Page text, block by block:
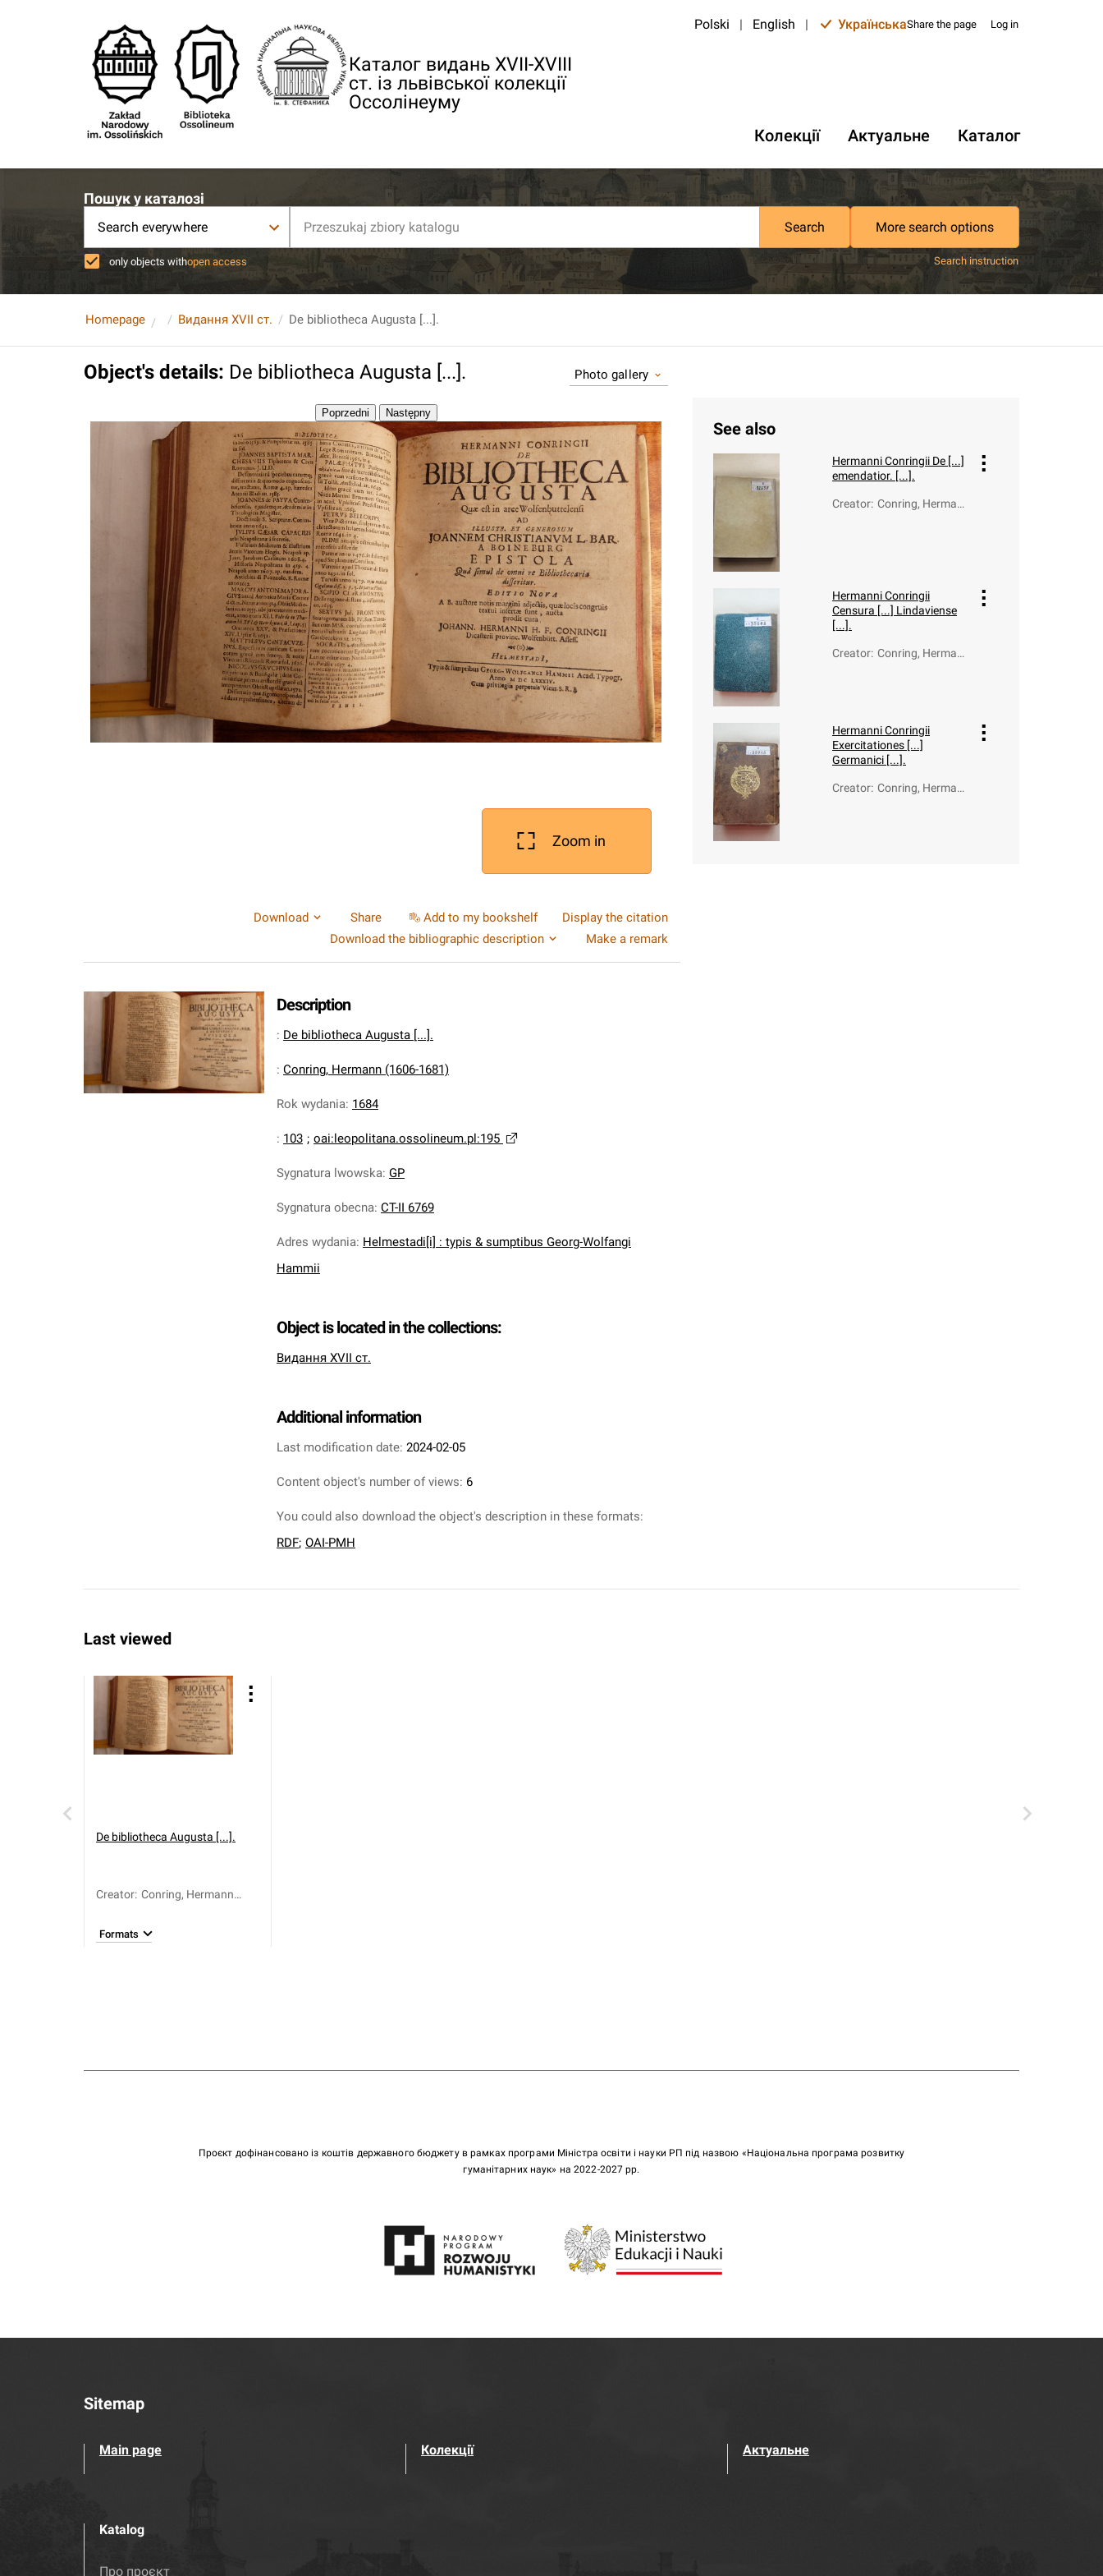
Каталог видань XVII-XVIII
ст. із львівської колекції
Оссолінеуму
Polski | English | УкраїнськаShare the page Log in
Колекції Актуальне Каталог
Пошук у каталозі
Search everywhere Search More search options
only objects withopen access Search instruction
Homepage Видання XVII ст. De bibliotheca Augusta [...].
Object's details: De bibliotheca Augusta [...]. Photo gallery
Zoom in
Download Share Add to my bookshelf
Display the citation
Download the bibliographic description
Make a remark
Description
: De bibliotheca Augusta [...].
: Conring, Hermann (1606-1681)
Rok wydania: 1684
: 103 ; oai:leopolitana.ossolineum.pl:195
Sygnatura lwowska: GP
Sygnatura obecna: CT-II 6769
Adres wydania: Helmestadi[i] : typis & sumptibus Georg-Wolfangi
Hammii
Object is located in the collections:
Видання XVII ст.
Additional information
Last modification date: 2024-02-05
Content object's number of views: 6
You could also download the object's description in these formats:
RDF; OAI-PMH
See also
Hermanni Conringii De [...]
emendatior. [...].
Creator: Conring, Hermann
Hermanni Conringii
Censura [...] Lindaviense
[...].
Creator: Conring, Hermann
Hermanni Conringii
Exercitationes [...]
Germanici [...].
Creator: Conring, Hermann
Last viewed
De bibliotheca Augusta [...].
Creator: Conring, Hermann
Formats
Проєкт дофінансовано із коштів державного бюджету в рамках програми Міністра освіти і науки РП під назвою «Національна програма розвитку
гуманітарних наук» на 2022-2027 рр.
Sitemap
Main page Колекції Актуальне
Katalog
Про проєкт